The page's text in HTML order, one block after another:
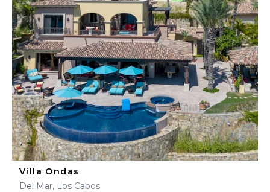
Villa Ondas
Del Mar, Los Cabos